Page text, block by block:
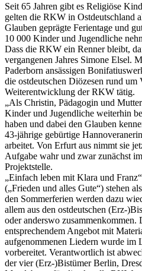
Seit 65 Jahren gibt es Religiöse
gelten die RKW in Ostdeutschland
Glauben geprägte Ferientage und
10 000 Kinder und Jugendliche
Dass die RKW ein Renner bleibt,
vergangenen Jahres Simone Elsel.
Paderborn ansässigen
die ostdeutschen Diözesen rund um
Weiterentwicklung der RKW tätig.
„Als Christin, Pädagogin und
Kinder und Jugendliche weiterhin
haben und dabei den Glauben
43-jährige gebürtige
arbeitet. Von Erfurt aus nimmt sie
Aufgabe wahr und zwar zunächst
Projektstelle.
„Einfach leben mit Klara und
(„Frieden und alles Gute“) stehen
den Sommerferien werden dazu
allem aus den ostdeutschen (Erz-
oder anderswo zusammenkommen.
entsprechendem Angebot mit
aufgenommenen Liedern wurde im
vorbereitet. Verantwortlich ist
der vier (Erz-)Bistümer Berlin,